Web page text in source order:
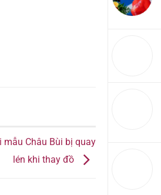
Châu Bùi bị quay
lén khi thay đồ